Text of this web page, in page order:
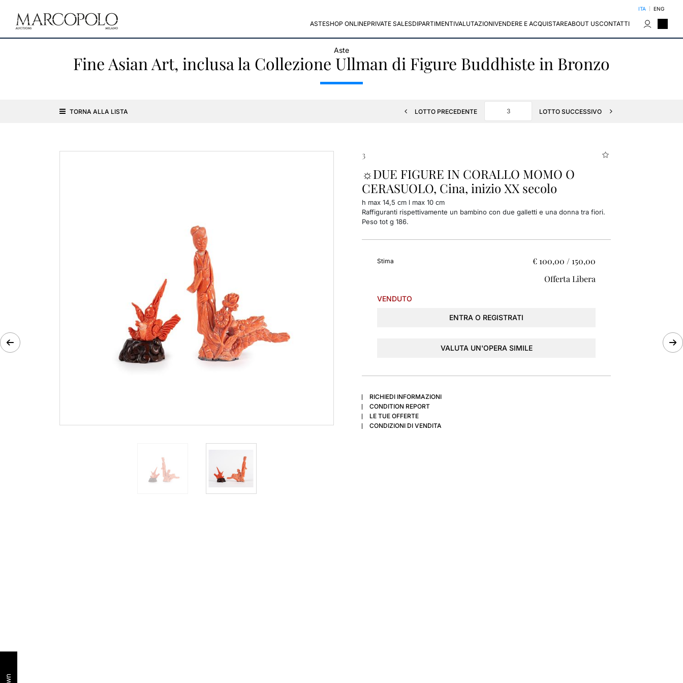
ITA ENG
ASTESHOP ONLINEPRIVATE SALESDIPARTIMENTIVALUTAZIONIVENDERE E ACQUISTAREABOUT USCONTATTI
Aste
Fine Asian Art, inclusa la Collezione Ullman di Figure Buddhiste in Bronzo
TORNA ALLA LISTA LOTTO PRECEDENTE LOTTO SUCCESSIVO
3
☼DUE FIGURE IN CORALLO MOMO O
CERASUOLO, Cina, inizio XX secolo
h max 14,5 cm l max 10 cm
Raffiguranti rispettivamente un bambino con due galletti e una donna tra fiori.
Peso tot g 186.
€ 100,00 / 150,00
Stima
Offerta Libera
VENDUTO
ENTRA O REGISTRATI
VALUTA UN'OPERA SIMILE
RICHIEDI INFORMAZIONI
CONDITION REPORT
LE TUE OFFERTE
CONDIZIONI DI VENDITA